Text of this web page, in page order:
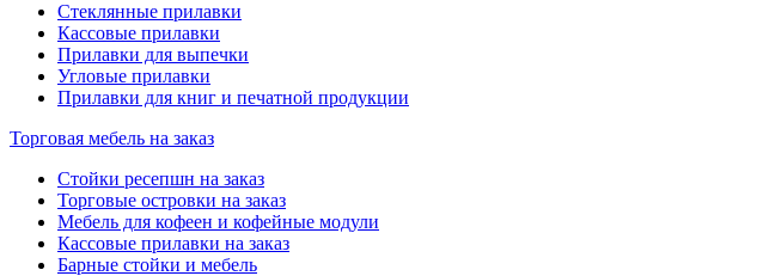
Стеклянные прилавки
Кассовые прилавки
Прилавки для выпечки
Угловые прилавки
Прилавки для книг и печатной продукции
Торговая мебель на заказ
Стойки ресепшн на заказ
Торговые островки на заказ
Мебель для кофеен и кофейные модули
Кассовые прилавки на заказ
Барные стойки и мебель